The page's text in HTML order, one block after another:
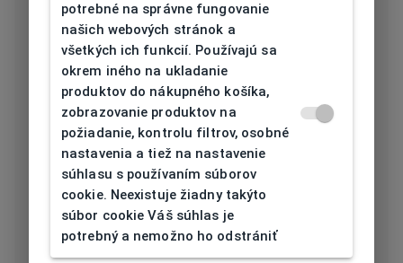
Materiál rámu Titan
Farba rámu Červená, Čierna
Tvar rámu Obdĺžnikový
Šírka očnice
[mm]
54
Šírka nosníka
[mm]
17
potrebné na správne fungovanie
našich webových stránok a
všetkých ich funkcií. Používajú sa
okrem iného na ukladanie
produktov do nákupného košíka,
zobrazovanie produktov na
požiadanie, kontrolu filtrov, osobné
nastavenia a tiež na nastavenie
súhlasu s používaním súborov
cookie. Neexistuje žiadny takýto
súbor cookie Váš súhlas je
potrebný a nemožno ho odstrániť